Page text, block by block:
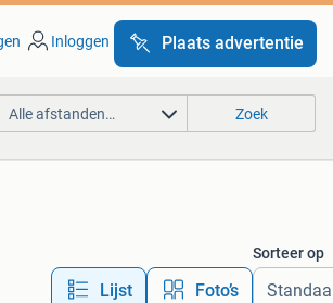
Inloggen Plaats advertentie
Alle afstanden… Zoek
Lijst Foto’s
Sorteer op